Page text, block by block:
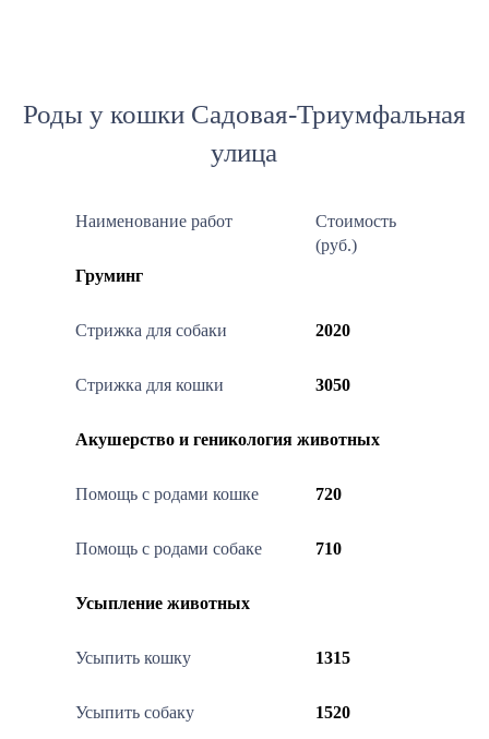
Роды у кошки Садовая-Триумфальная
улица
Наименование работ
Стоимость
(руб.)
Груминг
Стрижка для собаки 2020
Стрижка для кошки 3050
Акушерство и геникология животных
Помощь с родами кошке 720
Помощь с родами собаке 710
Усыпление животных
Усыпить кошку 1315
Усыпить собаку 1520